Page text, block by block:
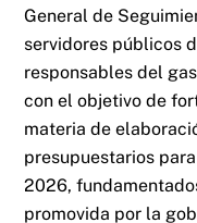
General de
servidores públicos
responsables del
con el objetivo de
materia de
presupuestarios
2026,
promovida por la